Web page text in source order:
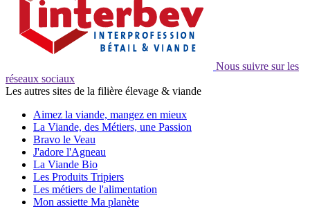
Nous suivre sur les
réseaux sociaux
Les autres sites de la filière élevage & viande
Aimez la viande, mangez en mieux
La Viande, des Métiers, une Passion
Bravo le Veau
J'adore l'Agneau
La Viande Bio
Les Produits Tripiers
Les métiers de l'alimentation
Mon assiette Ma planète